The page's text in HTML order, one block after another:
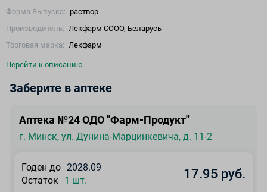
Форма Выпуска: раствор
Производитель: Лекфарм СООО, Беларусь
Торговая марка: Лекфарм
Перейти к описанию
Заберите в аптеке
Аптека №24 ОДО "Фарм-Продукт"
г. Минск, ул. Дунина-Марцинкевича, д. 11-2
Годен до 2028.09
Остаток
1 шт. 17.95 руб.